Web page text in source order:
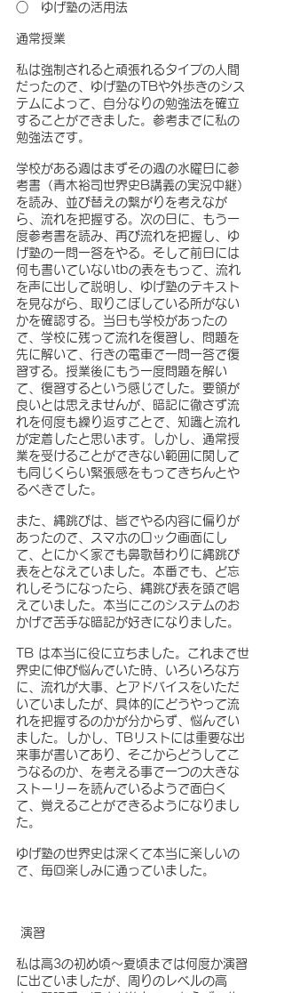
○　ゆげ塾の活用法
通常授業
私は強制されると頑張れるタイプの人間
だったので、ゆげ塾のTBや外歩きのシス
テムによって、自分なりの勉強法を確立
することができました。参考までに私の
勉強法です。
学校がある週はまずその週の水曜日に参
考書（青木裕司世界史B講義の実況中継）
を読み、並び替えの繋がりを考えなが
ら、流れを把握する。次の日に、もう一
度参考書を読み、再び流れを把握し、ゆ
げ塾の一問一答をやる。そして前日には
何も書いていないtbの表をもって、流れ
を声に出して説明し、ゆげ塾のテキスト
を見ながら、取りこぼしている所がない
かを確認する。当日も学校があったの
で、学校に残って流れを復習し、問題を
先に解いて、行きの電車で一問一答で復
習する。授業後にもう一度問題を解い
て、復習するという感じでした。要領が
良いとは思えませんが、暗記に徹さず流
れを何度も繰り返すことで、知識と流れ
が定着したと思います。しかし、通常授
業を受けることができない範囲に関して
も同じくらい緊張感をもってきちんとや
るべきでした。
また、縄跳びは、皆でやる内容に偏りが
あったので、スマホのロック画面にし
て、とにかく家でも鼻歌替わりに縄跳び
表をとなえていました。本番でも、ど忘
れしそうになったら、縄跳び表を頭で唱
えていました。本当にこのシステムのお
かげで苦手な暗記が好きになりました。
TB は本当に役に立ちました。これまで世
界史に伸び悩んでいた時、いろいろな方
に、流れが大事、とアドバイスをいただ
いていましたが、具体的にどうやって流
れを把握するのかが分からず、悩んでい
ました。しかし、TBリストには重要な出
来事が書いてあり、そこからどうしてこ
うなるのか、を考える事で一つの大きな
ストーリーを読んでいるようで面白く
て、覚えることができるようになりまし
た。
ゆげ塾の世界史は深くて本当に楽しいの
で、毎回楽しみに通っていました。
演習
私は高3の初め頃～夏頃までは何度か演習
に出ていましたが、周りのレベルの高